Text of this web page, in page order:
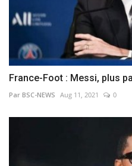
France-Foot : Messi, plus
Par BSC-NEWS Aug 11, 2021 0